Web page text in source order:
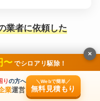
業者に依頼した
「株式会社ラット」
〜 でシロアリ駆除！
りの方へ
業運営
＼Webで簡単／
無料見積もり
×